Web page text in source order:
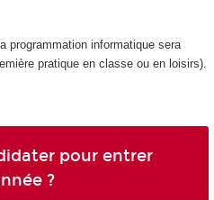
programmation informatique sera
pratique en classe ou en loisirs).
pour entrer
?